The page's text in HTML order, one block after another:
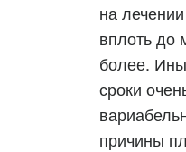
на
вплоть до
более.
сроки
причины